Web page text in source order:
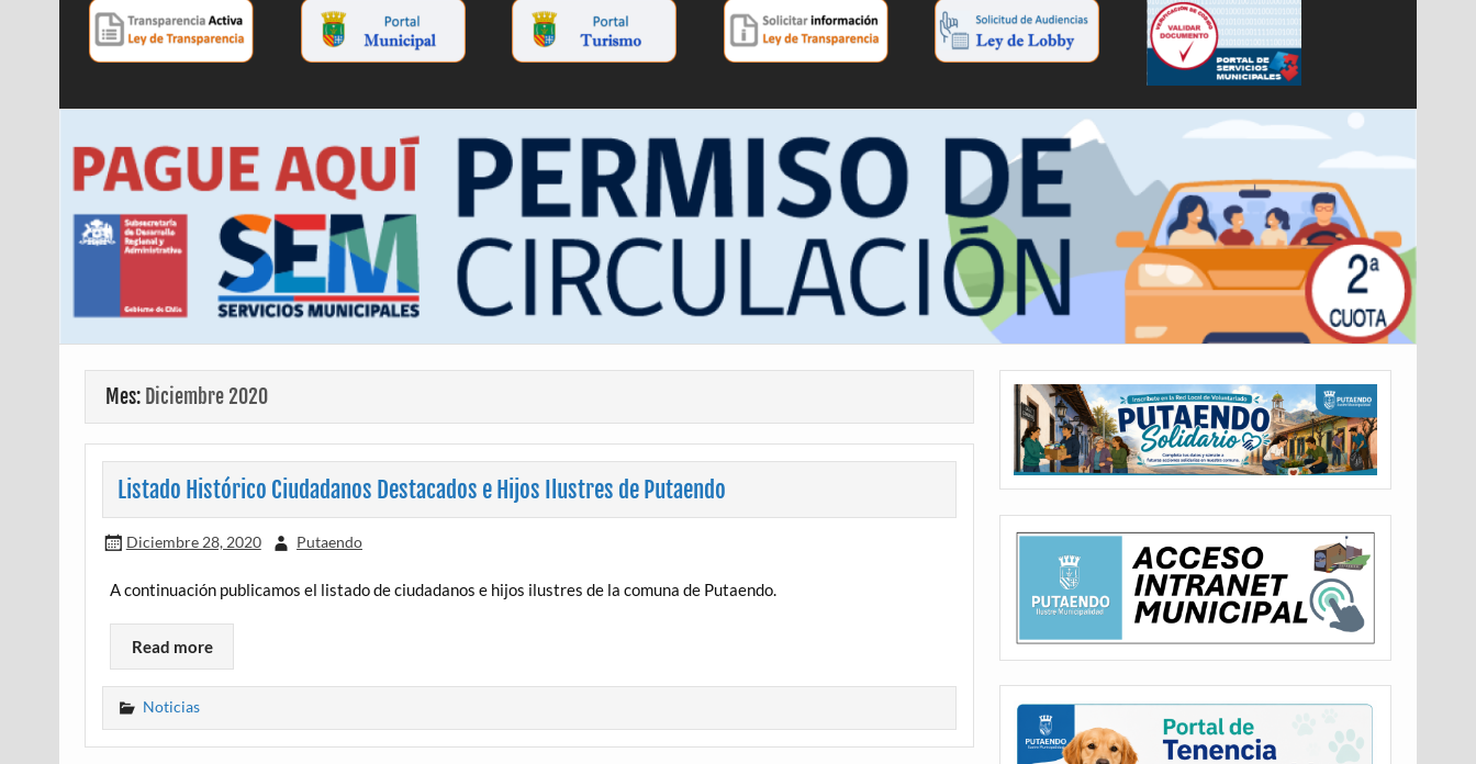
Mes: Diciembre 2020
Listado Histórico Ciudadanos Destacados e Hijos Ilustres de Putaendo
Diciembre 28, 2020 Putaendo
A continuación publicamos el listado de ciudadanos e hijos ilustres de la comuna de Putaendo.
Read more
Noticias